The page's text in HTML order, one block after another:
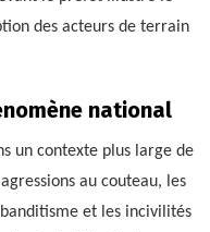
des acteurs de terrain
national
un contexte plus large de
au couteau, les
et les incivilités